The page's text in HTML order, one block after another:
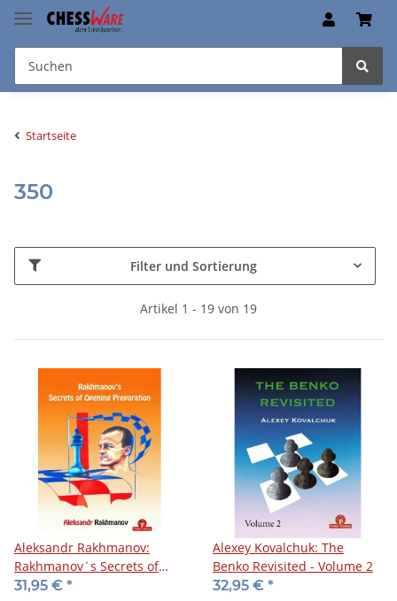
Startseite
350
Filter und Sortierung
Artikel 1 - 19 von 19
Aleksandr Rakhmanov:
Rakhmanov´s Secrets of
Opening Preparation
31,95 € *
Alexey Kovalchuk: The
Benko Revisited - Volume 2
32,95 € *